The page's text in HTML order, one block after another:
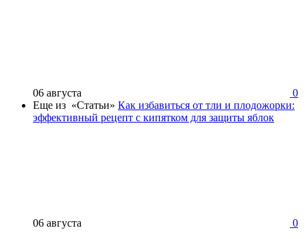
06 августа
0
Еще из «Статьи» Как избавиться от тли и плодожорки:
эффективный рецепт с кипятком для защиты яблок
06 августа
0